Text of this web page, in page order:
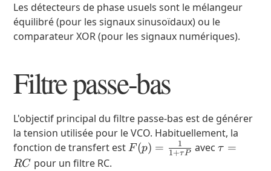
Les détecteurs de phase usuels sont le mélangeur
équilibré (pour les signaux sinusoïdaux) ou le
comparateur XOR (pour les signaux numériques).
Filtre passe-bas
L'objectif principal du filtre passe-bas est de générer
la tension utilisée pour le VCO. Habituellement, la
fonction de transfert estF(p)=\frac{1}
F(p) = 1+τP
1 avec\tau
τ =
RC pour un filtre RC.